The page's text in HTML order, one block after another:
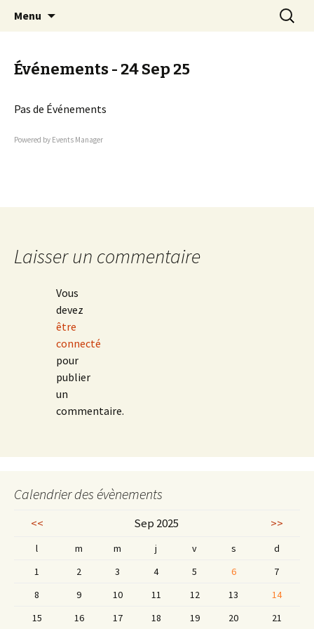
Quetigny Cyclotourisme
EN VELO, TOUT EST PLUS BEAU !
Menu
Événements - 24 Sep 25
Pas de Événements
Powered by Events Manager
Laisser un commentaire
Vous
devez
être
connecté
pour
publier
un
commentaire.
Calendrier des évènements
<< Sep 2025 >>
l m m j v s
d
1
2 3 4 5 6
7
8
9 10 11 12 13
14
15
16 17 18 19 20 21